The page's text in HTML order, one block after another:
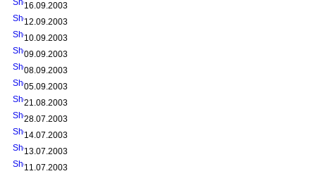
16.09.2003
12.09.2003
10.09.2003
09.09.2003
08.09.2003
05.09.2003
21.08.2003
28.07.2003
14.07.2003
13.07.2003
11.07.2003